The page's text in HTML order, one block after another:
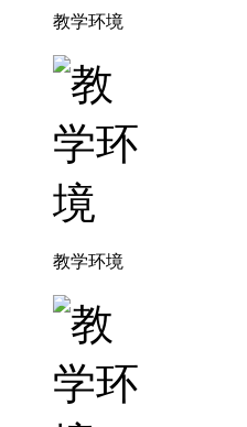
教学环境
教学环境